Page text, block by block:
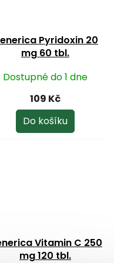
Pyridoxin 20
mg 60 tbl.
Dostupné do 1 dne
109 Kč
Do košíku
Vitamin C 250
mg 120 tbl.